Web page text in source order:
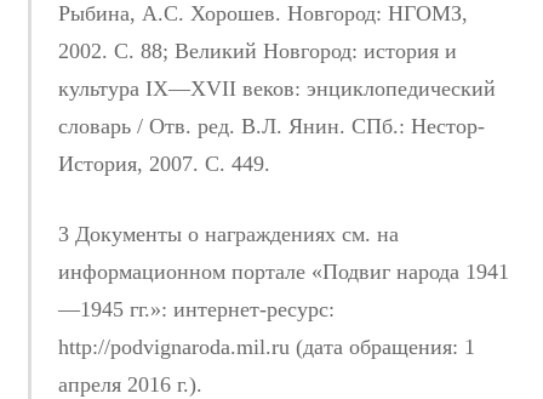
Рыбина, А.С. Хорошев. Новгород: НГОМЗ,
2002. С. 88; Великий Новгород: история и
культура IX—XVII веков: энциклопедический
словарь / Отв. ред. В.Л. Янин. СПб.: Нестор-
История, 2007. С. 449.
3 Документы о награждениях см. на
информационном портале «Подвиг народа 1941
—1945 гг.»: интернет-ресурс:
http://podvignaroda.mil.ru (дата обращения: 1
апреля 2016 г.).